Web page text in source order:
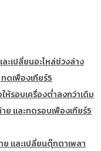
ะเปลี่ยนอะไหล่ช่วงล่าง
ดเฟืองเกียร์5
ห้รอบเครื่องต่ำลงกว่าเดิม
และทดรอบเฟืองเกียร์5
และเปลี่ยนตุ๊กตาเพลา